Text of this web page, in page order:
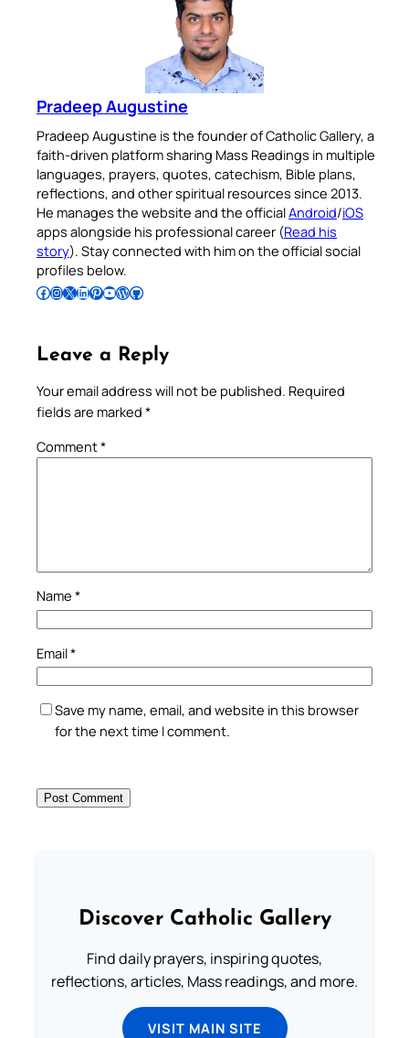
Pradeep Augustine
Pradeep Augustine is the founder of Catholic Gallery, a
faith-driven platform sharing Mass Readings in multiple
languages, prayers, quotes, catechism, Bible plans,
reflections, and other spiritual resources since 2013.
He manages the website and the officialAndroid/iOS
apps alongside his professional career (Read his
story). Stay connected with him on the official social
profiles below.
Follow Pradeep on Facebook Follow Pradeep on InstagramFollow Pradeep on X Follow Pradeep on LinkedIn Follow Pradeep on Pinterest Subscribe to Pradeep’s Youtube Channel Follow Pradeep on WordPress Follow Pradeep on GitHub
Leave a Reply
Your email address will not be published. Required
fields are marked *
Comment*
Name *
Email*
Save my name, email, and website in this browser
for the next time I comment.
Discover Catholic Gallery
Find daily prayers, inspiring quotes,
reflections, articles, Mass readings, and more.
VISIT MAIN SITE